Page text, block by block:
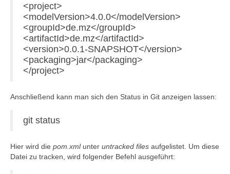
<project>
<modelVersion>4.0.0</modelVersion>
<groupId>de.mz</groupId>
<artifactId>de.mz</artifactId>
<version>0.0.1-SNAPSHOT</version>
<packaging>jar</packaging>
</project>
Anschließend kann man sich den Status in Git anzeigen lassen:
git status
Hier wird die pom.xmlunter untracked files aufgelistet. Um diese
Datei zu tracken, wird folgender Befehl ausgeführt: